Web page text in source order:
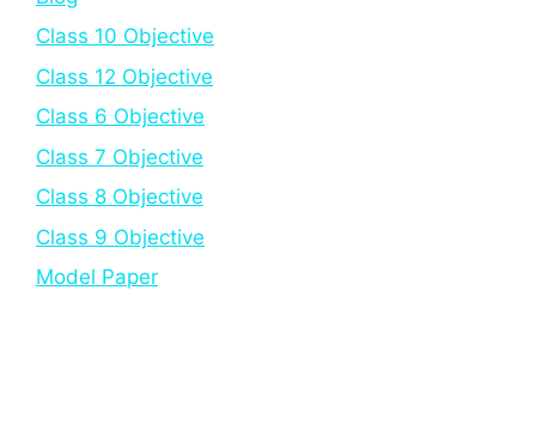
Class 10 Objective
Class 12 Objective
Class 6 Objective
Class 7 Objective
Class 8 Objective
Class 9 Objective
Model Paper